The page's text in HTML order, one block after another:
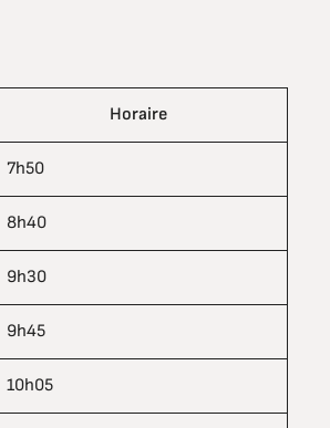
Horaire
7h50
8h40
9h30
9h45
10h05